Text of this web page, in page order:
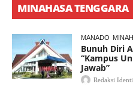
MINAHASA TENGGARA
MANADO
Bunuh Diri
“Kampus
Jawab”
Redaksi